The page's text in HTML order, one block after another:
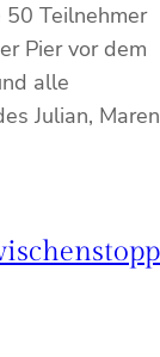
50 Teilnehmer
Pier vor dem
alle
Julian, Maren